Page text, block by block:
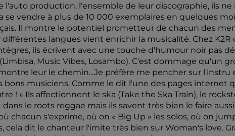
production, l'ensemble de leur discographie, ils
se vendre à plus de 10 000 exemplaires en quelques
Il montre le potentiel prometteur de chacun des
langues vient enrichir la musicalité. Chez
ils écrivent avec une touche d'humour noir pas
Music Vibes, Losambo). C'est dommage qu'un
leur le chemin...Je préfère me pencher sur
musiciens. Comme le dit l'une des pages internet
! » Ils affectionnent le ska (Take the Ska Train), le
le roots reggae mais ils savent très bien le faire
chacun s'exprime, où on « Big Up » les solos, où on
cela dit le chanteur l'imite très bien sur Woman's love.